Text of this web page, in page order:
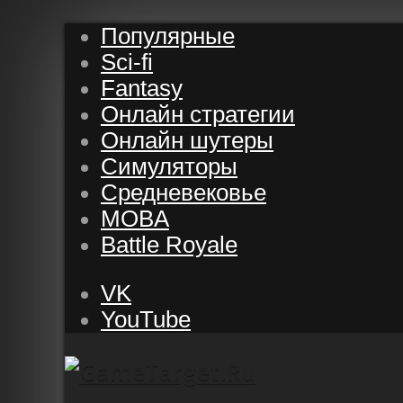
Популярные
Sci-fi
Fantasy
Онлайн стратегии
Онлайн шутеры
Симуляторы
Средневековье
MOBA
Battle Royale
VK
YouTube